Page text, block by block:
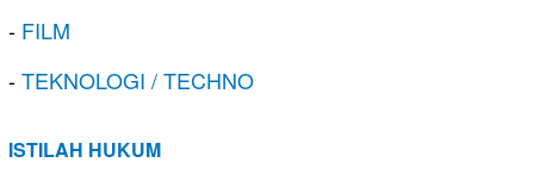
- FILM
-TEKNOLOGI / TECHNO
ISTILAH HUKUM